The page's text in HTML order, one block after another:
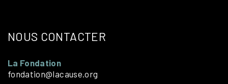
NOUS CONTACTER
La Fondation
fondation@lacause.org